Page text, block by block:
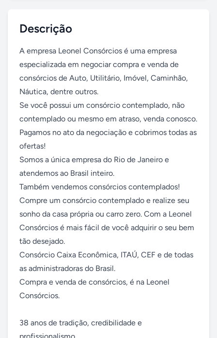
Descrição
A empresa Leonel Consórcios é uma empresa
especializada em negociar compra e venda de
consórcios de Auto, Utilitário, Imóvel, Caminhão,
Náutica, dentre outros.
Se você possui um consórcio contemplado, não
contemplado ou mesmo em atraso, venda conosco.
Pagamos no ato da negociação e cobrimos todas as
ofertas!
Somos a única empresa do Rio de Janeiro e
atendemos ao Brasil inteiro.
Também vendemos consórcios contemplados!
Compre um consórcio contemplado e realize seu
sonho da casa própria ou carro zero. Com a Leonel
Consórcios é mais fácil de você adquirir o seu bem
tão desejado.
Consórcio Caixa Econômica, ITAÚ, CEF e de todas
as administradoras do Brasil.
Compra e venda de consórcios, é na Leonel
Consórcios.
38 anos de tradição, credibilidade e